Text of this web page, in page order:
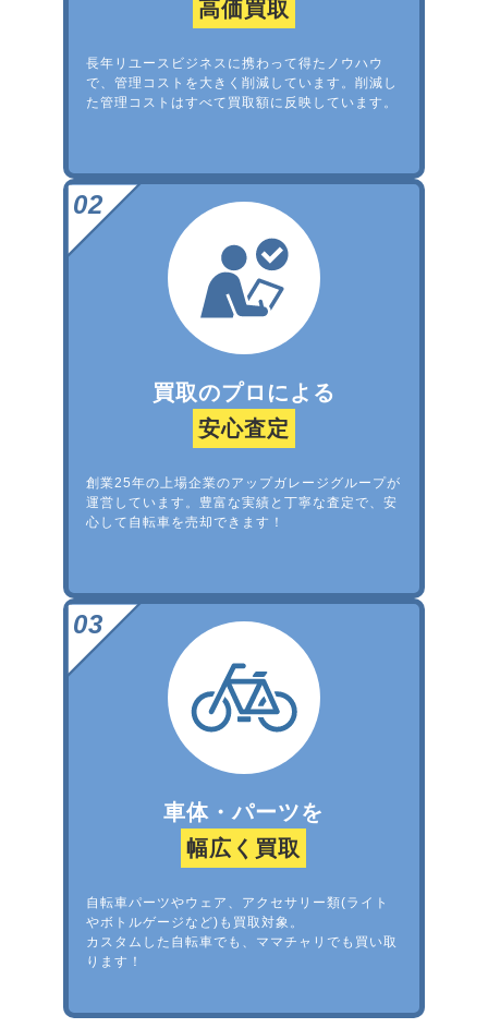
高価買取
長年リユースビジネスに携わって得たノウハウ
で、管理コストを大きく削減しています。削減し
た管理コストはすべて買取額に反映しています。
買取のプロによる
安心査定
創業25年の上場企業のアップガレージグループが
運営しています。豊富な実績と丁寧な査定で、安
心して自転車を売却できます！
車体・パーツを
幅広く買取
自転車パーツやウェア、アクセサリー類(ライト
やボトルゲージなど)も買取対象。
カスタムした自転車でも、ママチャリでも買い取
ります！